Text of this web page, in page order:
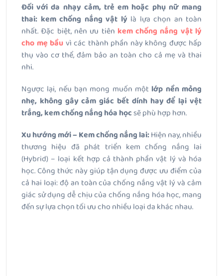
Đối với da nhạy cảm, trẻ em hoặc phụ nữ mang
thai: kem chống nắng vật lý là lựa chọn an toàn
nhất. Đặc biệt, nên ưu tiên kem chống nắng vật lý
cho mẹ bầu vì các thành phần này không được hấp
thụ vào cơ thể, đảm bảo an toàn cho cả mẹ và thai
nhi.
Ngược lại, nếu bạn mong muốn một lớp nền mỏng
nhẹ, không gây cảm giác bết dính hay để lại vệt
trắng, kem chống nắng hóa học sẽ phù hợp hơn.
Xu hướng mới – Kem chống nắng lai:Hiện nay, nhiều
thương hiệu đã phát triển kem chống nắng lai
(Hybrid) – loại kết hợp cả thành phần vật lý và hóa
học. Công thức này giúp tận dụng được ưu điểm của
cả hai loại: độ an toàn của chống nắng vật lý và cảm
giác sử dụng dễ chịu của chống nắng hóa học, mang
đến sự lựa chọn tối ưu cho nhiều loại da khác nhau.